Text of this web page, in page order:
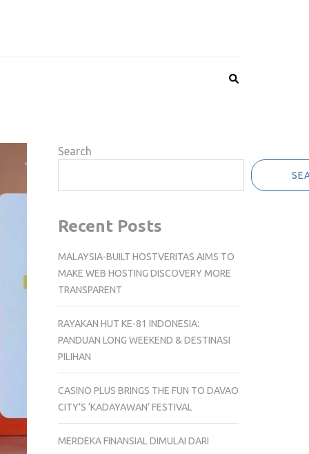
Search
Recent Posts
MALAYSIA-BUILT HOSTVERITAS AIMS TO
MAKE WEB HOSTING DISCOVERY MORE
TRANSPARENT
RAYAKAN HUT KE-81 INDONESIA:
PANDUAN LONG WEEKEND & DESTINASI
PILIHAN
CASINO PLUS BRINGS THE FUN TO DAVAO
CITY’S ‘KADAYAWAN’ FESTIVAL
MERDEKA FINANSIAL DIMULAI DARI